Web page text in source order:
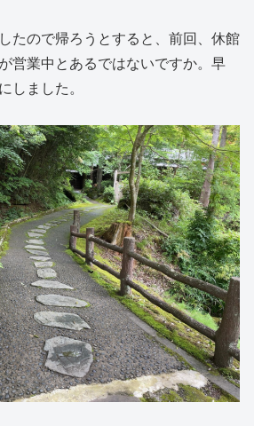
たので帰ろうとすると、前回、休館
営業中とあるではないですか。早
しました。